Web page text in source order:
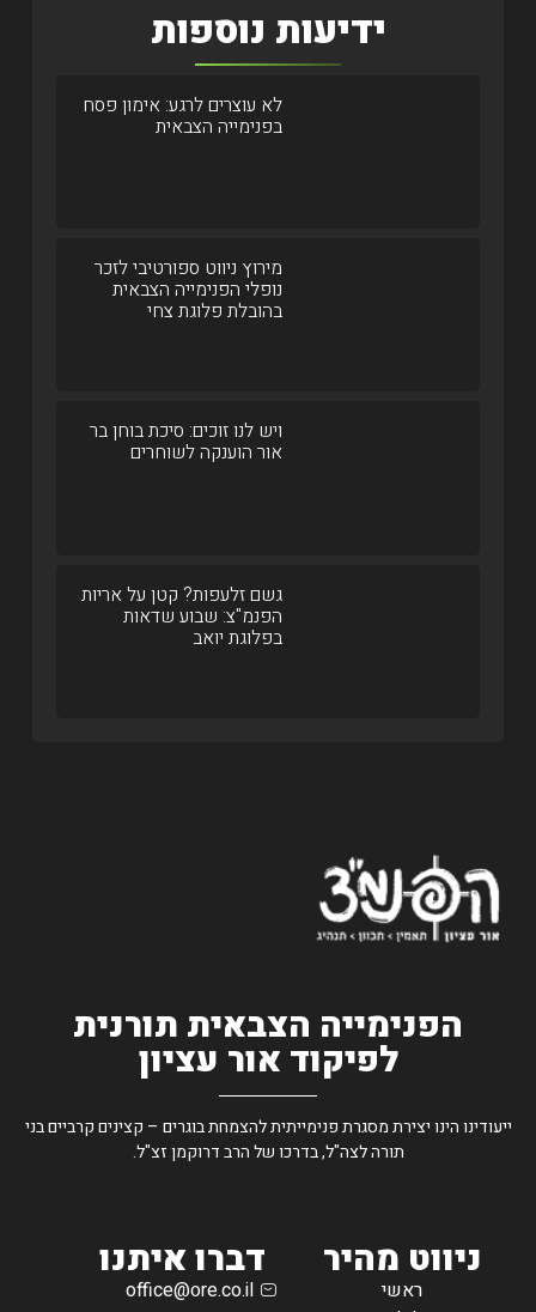
ידיעות נוספות
לא עוצרים לרגע: אימון פסח
בפנימייה הצבאית
מירוץ ניווט ספורטיבי לזכר
נופלי הפנימייה הצבאית
בהובלת פלוגת צחי
ויש לנו זוכים: סיכת בוחן בר
אור הוענקה לשוחרים
גשם זלעפות? קטן על אריות
הפנמ"צ: שבוע שדאות
בפלוגת יואב
הפנימייה הצבאית תורנית
לפיקוד אור עציון
ייעודינו הינו יצירת מסגרת פנימייתית להצמחת בוגרים – קצינים קרביים בני
תורה לצה"ל, בדרכו של הרב דרוקמן זצ"ל.
ניווט מהיר
ראשי
דברו איתנו
office@ore.co.il